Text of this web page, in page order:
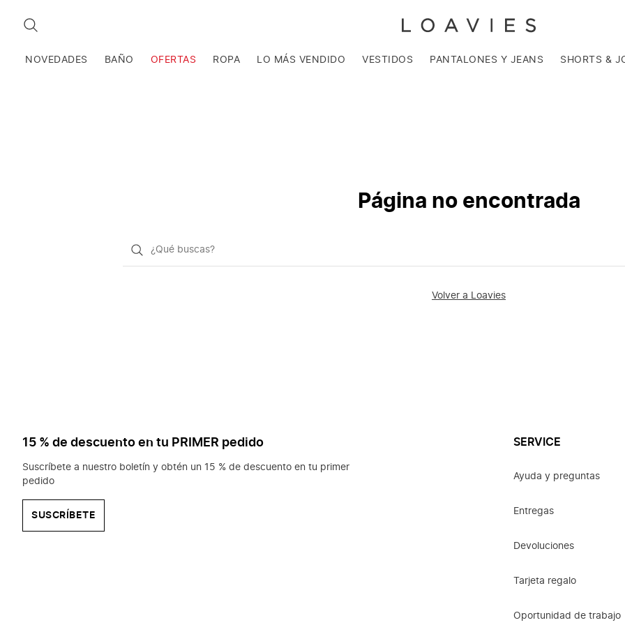
BUSCAR
NOVEDADES BAÑO OFERTAS ROPA LO MÁS VENDIDO VESTIDOS PANTALONES Y JEANS SHORTS &
Página no encontrada
¿Qué
Volver a Loavies
15 % de descuento en tu PRIMER pedido
Suscríbete a nuestro boletín y obtén un 15 % de descuento en tu primer
pedido
SUSCRÍBETE
SERVICE
Ayuda y preguntas
Entregas
Devoluciones
Tarjeta regalo
Oportunidad de trabajo